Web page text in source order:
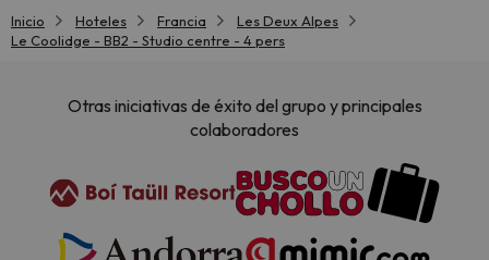
Inicio Hoteles Francia
Les Deux Alpes
Le Coolidge - BB2 - Studio centre - 4 pers
Otras iniciativas de éxito del grupo y principales
colaboradores